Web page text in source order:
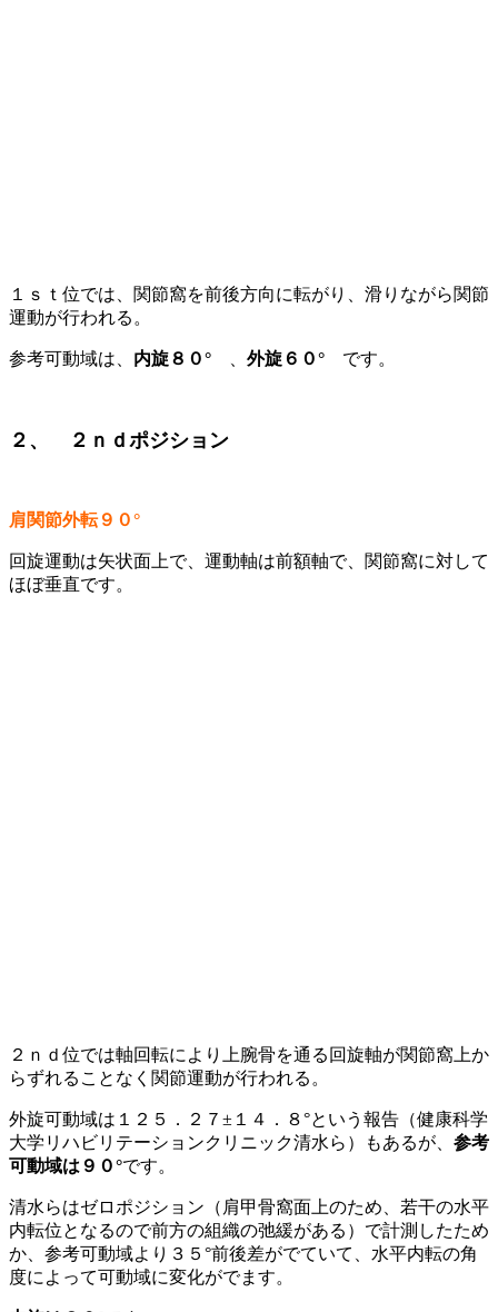
１ｓｔ位では、関節窩を前後方向に転がり、滑りながら関節
運動が行われる。
参考可動域は、 内旋８０° 外旋６０° です。
２、 ２ｎｄポジション
肩関節外転９０°
回旋運動は矢状面上で、運動軸は前額軸で、関節窩に対して
ほぼ垂直です。
２ｎｄ位では軸回転により上腕骨を通る回旋軸が関節窩上か
らずれることなく関節運動が行われる。
外旋可動域は１２５．２７±１４．８°という報告（健康科学
大学リハビリテーションクリニック清水ら）もあるが、 参考
可動域は９０°です。
清水らはゼロポジション（肩甲骨窩面上のため、若干の水平
内転位となるので前方の組織の弛緩がある）で計測したため
か、参考可動域より３５°前後差がでていて、水平内転の角
度によって可動域に変化がでます。